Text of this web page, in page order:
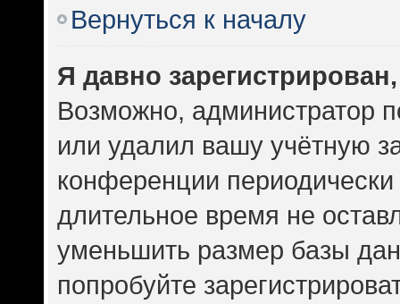
Вернуться к началу
Я давно
Возможно, администратор
или удалил вашу учётную
конференции
длительное время не
уменьшить размер базы
попробуйте